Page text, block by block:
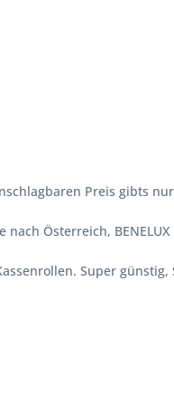
Preis gibts
Österreich,
Super